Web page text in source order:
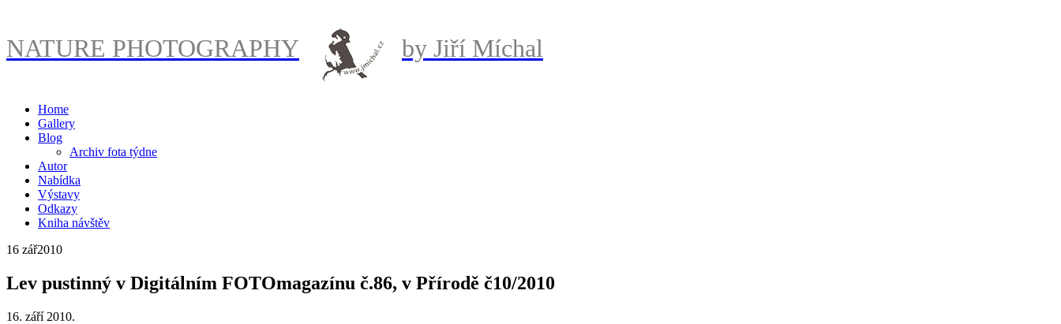
NATURE PHOTOGRAPHY by Jiří Míchal
Home
Gallery
Blog
Archiv fota týdne
Autor
Nabídka
Výstavy
Odkazy
Kniha návštěv
16 zář2010
Lev pustinný v Digitálním FOTOmagazínu č.86, v Přírodě č10/2010
16. září 2010.